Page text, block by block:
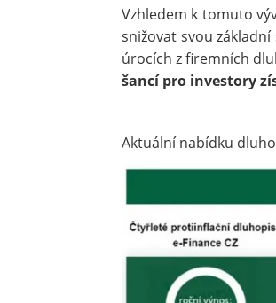
Vzhledem k tomuto
snižovat svou
úrocích z firemních
šancí pro investory
Aktuální nabídku